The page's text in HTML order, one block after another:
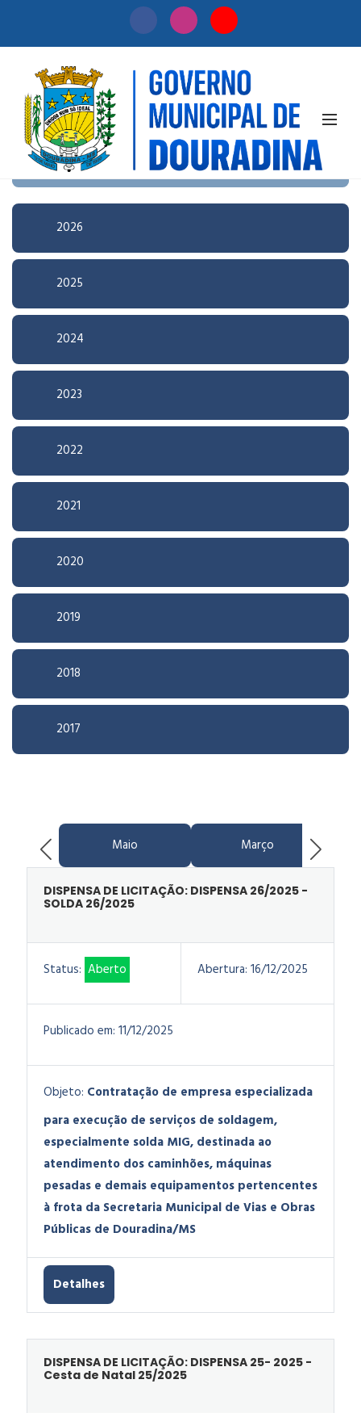
Início / Licitação
Pesquisa Avançada
2026
2025
2024
2023
2022
2021
2020
2019
2018
2017
Maio Março
DISPENSA DE LICITAÇÃO: DISPENSA 26/2025 -
SOLDA 26/2025
Status: Aberto Abertura: 16/12/2025
Publicado em: 11/12/2025
Objeto: Contratação de empresa especializada
para execução de serviços de soldagem,
especialmente solda MIG, destinada ao
atendimento dos caminhões, máquinas
pesadas e demais equipamentos pertencentes
à frota da Secretaria Municipal de Vias e Obras
Públicas de Douradina/MS
Detalhes
DISPENSA DE LICITAÇÃO: DISPENSA 25- 2025 -
Cesta de Natal 25/2025